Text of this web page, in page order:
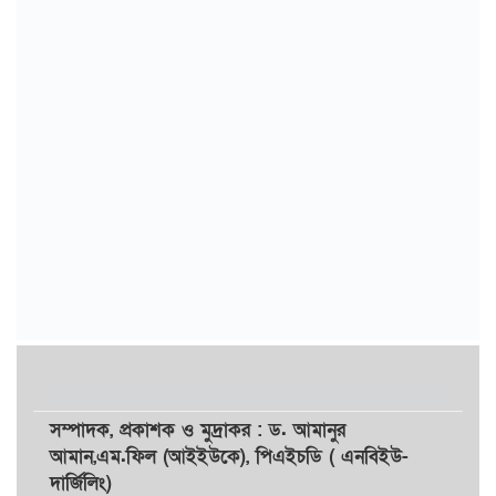
সম্পাদক, প্রকাশকওমুদ্রাকর: ড. আমানুর
আমান,এম.ফিল (আইইউকে), পিএইচডি ( এনবিইউ-
দার্জিলিং)